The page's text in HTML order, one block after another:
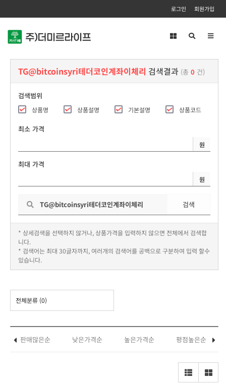
로그인 회원가입
TG@bitcoinsyri테더코인계좌이체리 검색결과 (총 0 건)
검색범위
상품명 상품설명 기본설명 상품코드
최소 가격
원
최대 가격
원
검색
* 상세검색을 선택하지 않거나, 상품가격을 입력하지 않으면 전체에서 검색합
니다.
* 검색어는 최대 30글자까지, 여러개의 검색어를 공백으로 구분하여 입력 할수
있습니다.
전체분류 (0)
판매많은순 낮은가격순 높은가격순 평점높은순